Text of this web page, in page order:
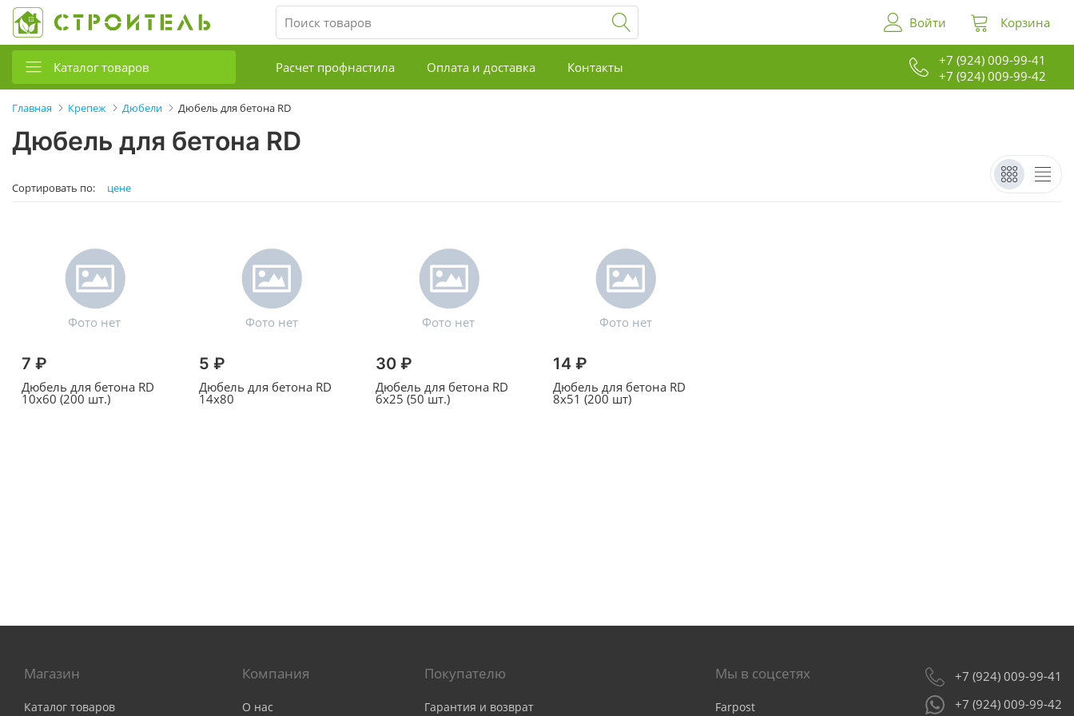
Войти Корзина
Каталог товаров Расчет профнастила Оплата и доставка Контакты
+7 (924) 009-99-41
+7 (924) 009-99-42
Главная Крепеж Дюбели Дюбель для бетона RD
Дюбель для бетона RD
Сортировать по: цене
7 ₽
Дюбель для бетона RD
10x60 (200 шт.)
5 ₽
Дюбель для бетона RD
14x80
30 ₽
Дюбель для бетона RD
6х25 (50 шт.)
14 ₽
Дюбель для бетона RD
8x51 (200 шт)
Магазин
Каталог товаров
Компания
О нас
Покупателю
Гарантия и возврат
Мы в соцсетях
Farpost
+7 (924) 009-99-41
+7 (924) 009-99-42